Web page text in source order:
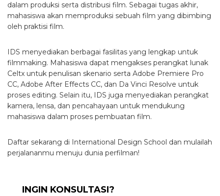
dalam produksi serta distribusi film. Sebagai tugas akhir,
mahasiswa akan memproduksi sebuah film yang dibimbing
oleh praktisi film.
IDS menyediakan berbagai fasilitas yang lengkap untuk
filmmaking. Mahasiswa dapat mengakses perangkat lunak
Celtx untuk penulisan skenario serta Adobe Premiere Pro
CC, Adobe After Effects CC, dan Da Vinci Resolve untuk
proses editing. Selain itu, IDS juga menyediakan perangkat
kamera, lensa, dan pencahayaan untuk mendukung
mahasiswa dalam proses pembuatan film.
Daftar sekarang di International Design School dan mulailah
perjalananmu menuju dunia perfilman!
INGIN KONSULTASI?